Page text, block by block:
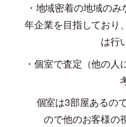
・地域密着の地域の
年企業を目指しており
は行
・個室で査定（他の
個室は3部屋あるの
ので他のお客様の